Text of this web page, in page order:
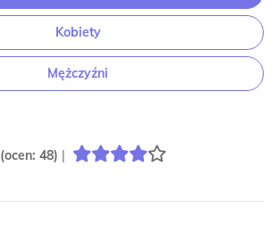
Kobiety
Mężczyźni
(ocen: 48) |